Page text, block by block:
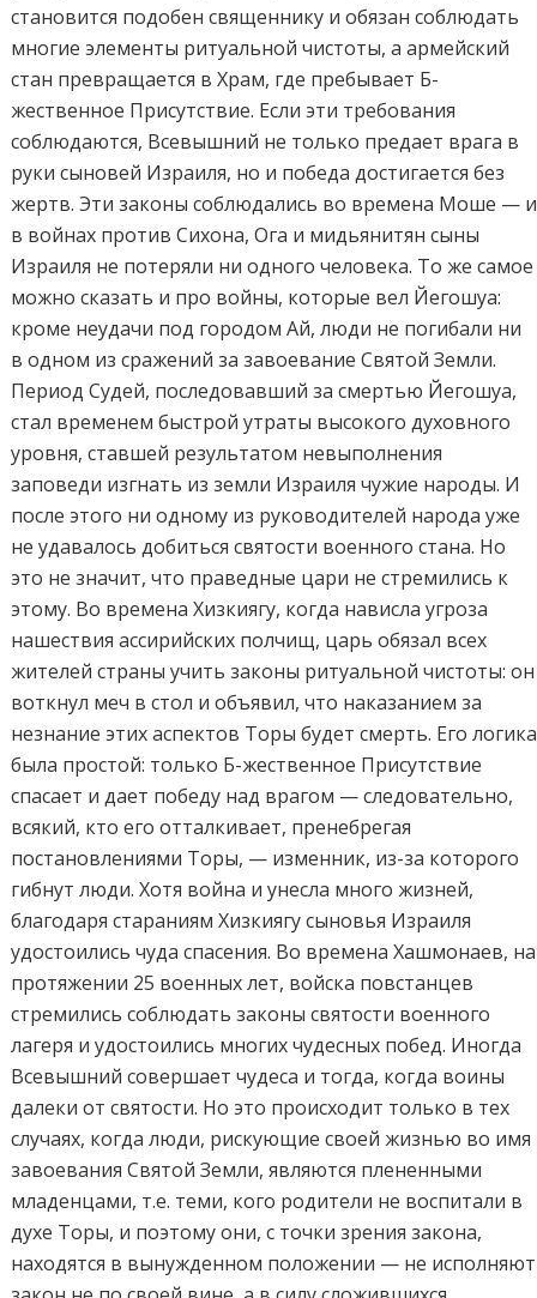
становится подобен священнику и обязан соблюдать
многие элементы ритуальной чистоты, а армейский
стан превращается в Храм, где пребывает Б-
жественное Присутствие. Если эти требования
соблюдаются, Всевышний не только предает врага в
руки сыновей Израиля, но и победа достигается без
жертв. Эти законы соблюдались во времена Моше — и
в войнах против Сихона, Ога и мидьянитян сыны
Израиля не потеряли ни одного человека. То же самое
можно сказать и про войны, которые вел Йегошуа:
кроме неудачи под городом Ай, люди не погибали ни
в одном из сражений за завоевание Святой Земли.
Период Судей, последовавший за смертью Йегошуа,
стал временем быстрой утраты высокого духовного
уровня, ставшей результатом невыполнения
заповеди изгнать из земли Израиля чужие народы. И
после этого ни одному из руководителей народа уже
не удавалось добиться святости военного стана. Но
это не значит, что праведные цари не стремились к
этому. Во времена Хизкиягу, когда нависла угроза
нашествия ассирийских полчищ, царь обязал всех
жителей страны учить законы ритуальной чистоты: он
воткнул меч в стол и объявил, что наказанием за
незнание этих аспектов Торы будет смерть. Его логика
была простой: только Б-жественное Присутствие
спасает и дает победу над врагом — следовательно,
всякий, кто его отталкивает, пренебрегая
постановлениями Торы, — изменник, из-за которого
гибнут люди. Хотя война и унесла много жизней,
благодаря стараниям Хизкиягу сыновья Израиля
удостоились чуда спасения. Во времена Хашмонаев, на
протяжении 25 военных лет, войска повстанцев
стремились соблюдать законы святости военного
лагеря и удостоились многих чудесных побед. Иногда
Всевышний совершает чудеса и тогда, когда воины
далеки от святости. Но это происходит только в тех
случаях, когда люди, рискующие своей жизнью во имя
завоевания Святой Земли, являются плененными
младенцами, т.е. теми, кого родители не воспитали в
духе Торы, и поэтому они, с точки зрения закона,
находятся в вынужденном положении — не исполняют